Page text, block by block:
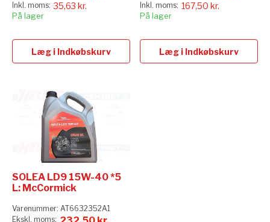
35,63 kr.
På lager
Læg i Indkøbskurv
167,50 kr.
På lager
Læg i Indkøbskurv
SOLEA LD9 15W-40 *5
L: McCormick
Varenummer: AT6632352A1